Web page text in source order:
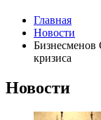
Главная
Новости
Бизнесменов
кризиса
Новости